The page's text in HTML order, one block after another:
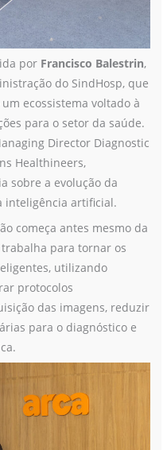
por Francisco Balestrin,
do SindHosp, que
ecossistema voltado à
para o setor da saúde.
Director Diagnostic
Healthineers,
sobre a evolução da
inteligência artificial.
começa antes mesmo da
trabalha para tornar os
utilizando
protocolos
das imagens, reduzir
para o diagnóstico e